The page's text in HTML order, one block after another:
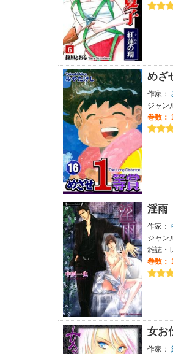
めざ
作家：
ジャン
巻数：
淫雨
作家：
ジャン
雑誌・
巻数：
女お
作家：